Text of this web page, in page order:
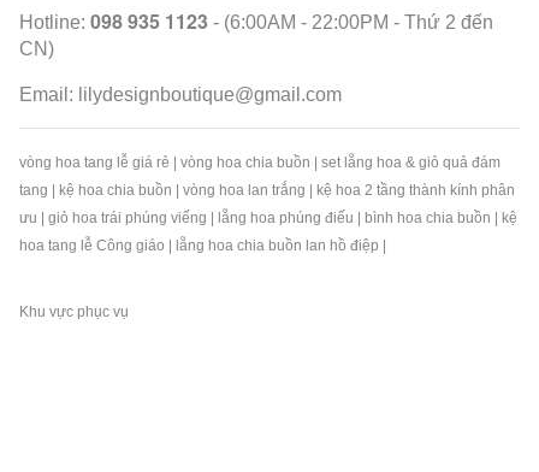
Hotline: 098 935 1123 - (6:00AM - 22:00PM - Thứ 2 đến
CN)
Email: lilydesignboutique@gmail.com
vòng hoa tang lễ giá rẻ vòng hoa chia buồn
set lẵng hoa & giỏ quả đám
tang
kệ hoa chia buồn vòng hoa lan trắng
kệ hoa 2 tầng thành kính phân
ưu
giỏ hoa trái phúng viếng lẵng hoa phúng điếu bình hoa chia buồn
kệ
hoa tang lễ Công giáo
lẵng hoa chia buồn lan hồ điệp
Khu vực phục vụ